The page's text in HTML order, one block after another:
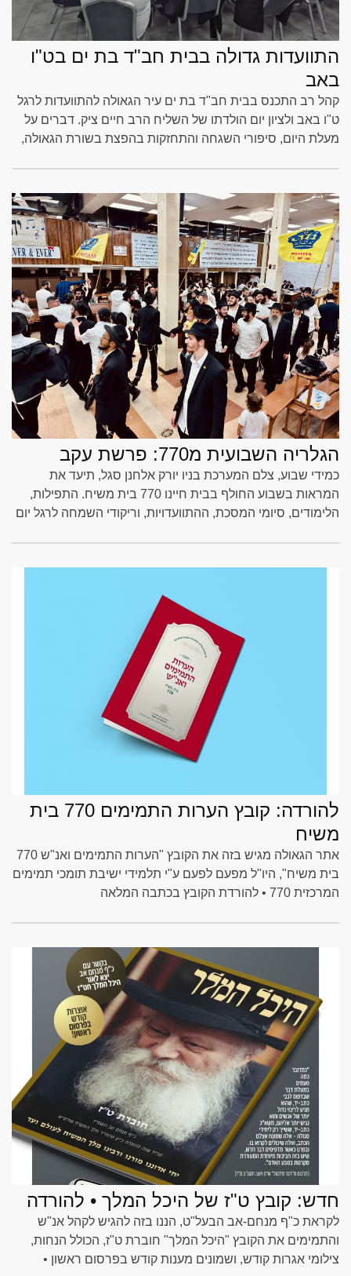
התוועדות גדולה בבית חב"ד בת ים בט"ו
באב
קהל רב התכנס בבית חב"ד בת ים עיר הגאולה להתוועדות לרגל
ט"ו באב ולציון יום הולדתו של השליח הרב חיים ציק. דברים על
מעלת היום, סיפורי השגחה והתחזקות בהפצת בשורת הגאולה,
הגלריה השבועית מ770: פרשת עקב
כמידי שבוע, צלם המערכת בניו יורק אלחנן סגל, תיעד את
המראות בשבוע החולף בבית חיינו 770 בית משיח. התפילות,
הלימודים, סיומי המסכת, ההתוועדויות, וריקודי השמחה לרגל יום
להורדה: קובץ הערות התמימים 770 בית
משיח
אתר הגאולה מגיש בזה את הקובץ "הערות התמימים ואנ"ש 770
בית משיח", היו"ל מפעם לפעם ע"י תלמידי ישיבת תומכי תמימים
המרכזית 770 • להורדת הקובץ בכתבה המלאה
חדש: קובץ ט"ז של היכל המלך • להורדה
לקראת כ"ף מנחם-אב הבעל"ט, הננו בזה להגיש לקהל אנ"ש
והתמימים את הקובץ "היכל המלך" חוברת ט"ז, הכולל הנחות,
צילומי אגרות קודש, ושמונים מענות קודש בפרסום ראשון •